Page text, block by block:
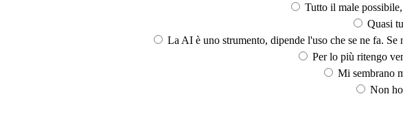
Tutto il male
Quasi
La AI è uno strumento, dipende l'uso che se ne fa.
Per lo più ritengo
Mi sembrano
Non